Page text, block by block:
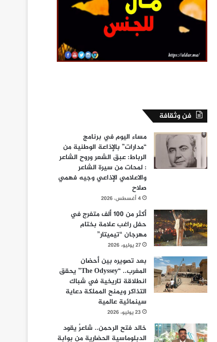
فن وثقافة
مساء اليوم في برنامج
“مدارات” بالإذاعة الوطنية من
الرباط: عبق الشعر وروح الشاعر
: لمحات من سيرة الشاعر
والاعلامي الإذاعي وجيه فهمي
صلاح
4 أغسطس، 2026
أكثر من 100 ألف متفرج في
حفل راغب علامة بختام
مهرجان “تيميتار”
27 يوليو، 2026
بعد تصويره بين أحضان
المغرب.. “The Odyssey” يحقق
انطلاقة تاريخية في شباك
التذاكر ويمنح المملكة دعاية
سينمائية عالمية
23 يوليو، 2026
خالد فتح الرحمن.. شاعرٌ يقود
الدبلوماسية الحضارية من بوابة